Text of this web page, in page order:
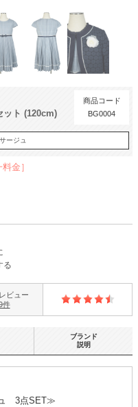
ット (120cm)
商品コード
BG0004
ージュ
金］
る
レビュー
件
ュ 3点SET≫
ブランド
説明